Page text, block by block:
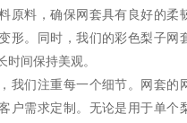
原料，确保网套具有良好的柔
形。同时，我们的彩色梨子网
时间保持美观。
我们注重每一个细节。网套的
户需求定制。无论是用于单个